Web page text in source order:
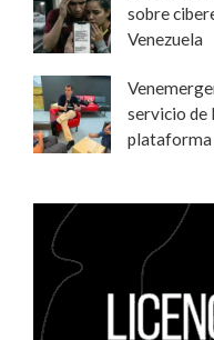
sobre
Venezuela
servicio de
plataforma